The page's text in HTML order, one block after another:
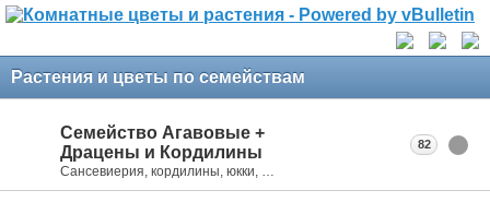
Растения и цветы по семействам
Семейство Агавовые +
Драцены и Кордилины
Сансевиерия, кордилины, юкки, …
82